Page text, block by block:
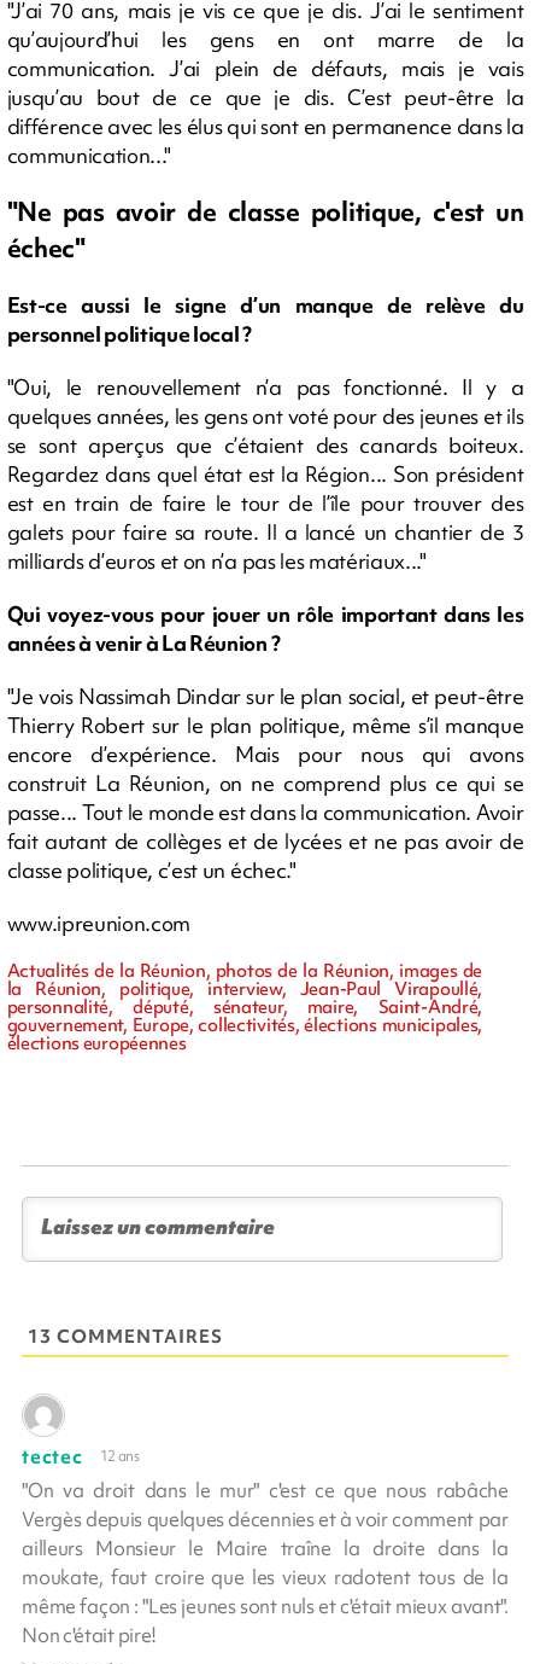
"J’ai 70 ans, mais je vis ce que je dis. J’ai le sentiment
qu’aujourd’hui les gens en ont marre de la
communication. J’ai plein de défauts, mais je vais
jusqu’au bout de ce que je dis. C’est peut-être la
différence avec les élus qui sont en permanence dans la
communication..."
"Ne pas avoir de classe politique, c'est un
échec"
Est-ce aussi le signe d’un manque de relève du
personnel politique local ?
"Oui, le renouvellement n’a pas fonctionné. Il y a
quelques années, les gens ont voté pour des jeunes et ils
se sont aperçus que c’étaient des canards boiteux.
Regardez dans quel état est la Région... Son président
est en train de faire le tour de l’île pour trouver des
galets pour faire sa route. Il a lancé un chantier de 3
milliards d’euros et on n’a pas les matériaux..."
Qui voyez-vous pour jouer un rôle important dans les
années à venir à La Réunion ?
"Je vois Nassimah Dindar sur le plan social, et peut-être
Thierry Robert sur le plan politique, même s’il manque
encore d’expérience. Mais pour nous qui avons
construit La Réunion, on ne comprend plus ce qui se
passe... Tout le monde est dans la communication. Avoir
fait autant de collèges et de lycées et ne pas avoir de
classe politique, c’est un échec."
www.ipreunion.com
Actualités de la Réunion, photos de la Réunion, images de
la Réunion, politique, interview, Jean-Paul Virapoullé,
personnalité, député, sénateur, maire, Saint-André,
gouvernement, Europe, collectivités, élections municipales,
élections européennes
13 COMMENTAIRES
tectec 12 ans
"On va droit dans le mur" c'est ce que nous rabâche
Vergès depuis quelques décennies et à voir comment par
ailleurs Monsieur le Maire traîne la droite dans la
moukate, faut croire que les vieux radotent tous de la
même façon : "Les jeunes sont nuls et c'était mieux avant".
Non c'était pire!